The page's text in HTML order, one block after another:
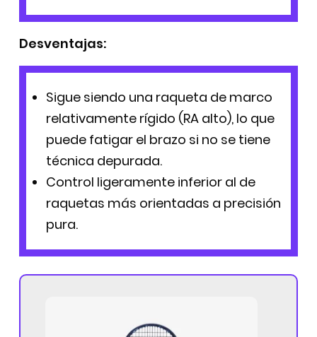
Desventajas:
Sigue siendo una raqueta de marco
relativamente rígido (RA alto), lo que
puede fatigar el brazo si no se tiene
técnica depurada.
Control ligeramente inferior al de
raquetas más orientadas a precisión
pura.